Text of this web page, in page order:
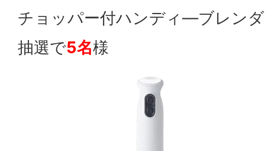
チョッパー付ハンディ―ブレン
抽選で5名様